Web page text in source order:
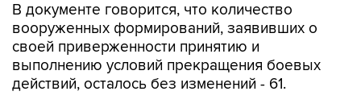
В документе говорится, что количество
вооруженных формирований, заявивших о
своей приверженности принятию и
выполнению условий прекращения боевых
действий, осталось без изменений - 61.